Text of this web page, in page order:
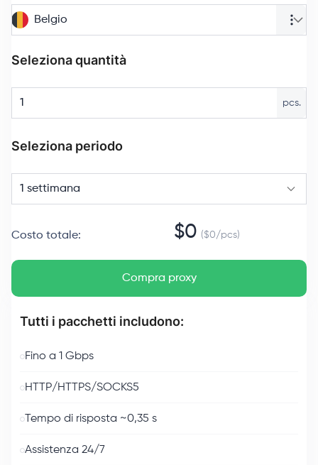
Belgio
Seleziona quantità
pcs.
Seleziona periodo
1 settimana
Costo totale: $0 ($0/pcs)
Compra proxy
Tutti i pacchetti includono:
Fino a 1 Gbps
HTTP/HTTPS/SOCKS5
Tempo di risposta ~0,35 s
Assistenza 24/7